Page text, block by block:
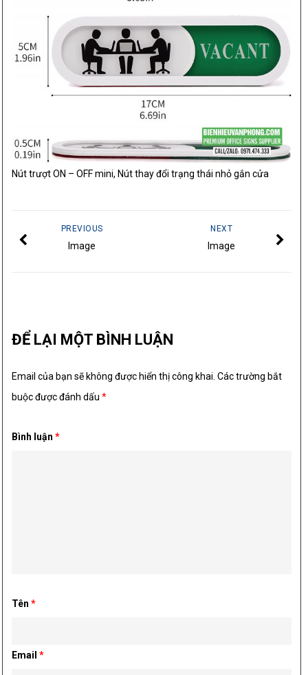
Nút trượt ON – OFF mini, Nút thay đổi trạng thái nhỏ gắn cửa
NEXT
Image
PREVIOUS
Image
ĐỂ LẠI MỘT BÌNH LUẬN
Email của bạn sẽ không được hiển thị công khai. Các trường bắt
buộc được đánh dấu*
Bình luận*
Tên*
Email*